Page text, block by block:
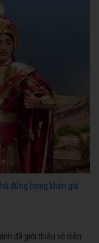
đứng trong khán giả
đã giới thiệu vở diễn